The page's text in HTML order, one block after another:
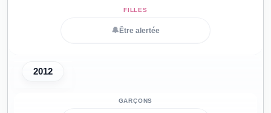
🔔 Être alertée
2012